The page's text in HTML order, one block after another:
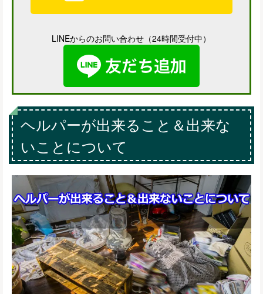
LINEからのお問い合わせ（24時間受付中）
ヘルパーが出来ること＆出来な
いことについて